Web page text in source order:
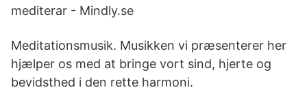
mediterar - Mindly.se
Meditationsmusik. Musikken vi præsenterer her
hjælper os med at bringe vort sind, hjerte og
bevidsthed i den rette harmoni.